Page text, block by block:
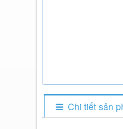
Chi tiết sản